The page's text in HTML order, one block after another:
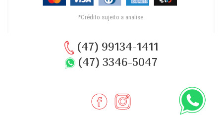
*Crédito sujeito a analise.
(47) 99134-1411
(47) 3346-5047